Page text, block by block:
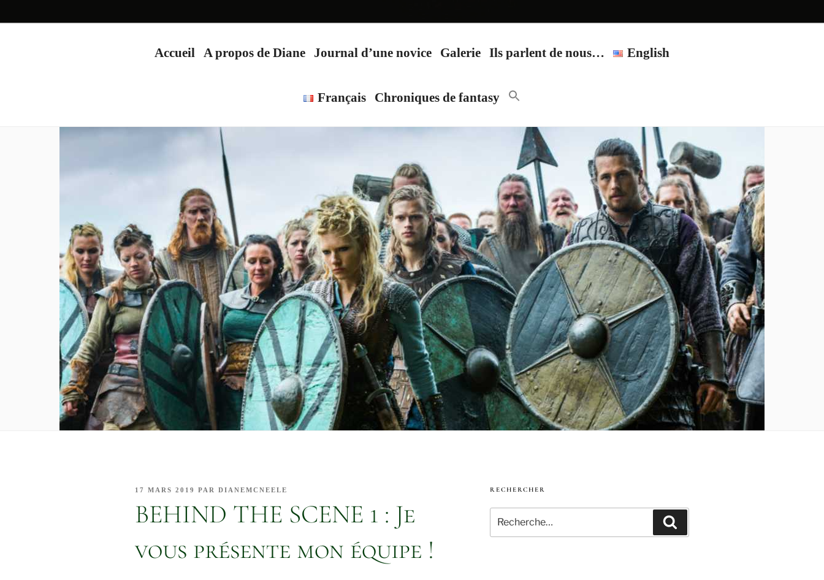
Accueil A propos de Diane Journal d’une novice Galerie Ils parlent de nous… English
Français Chroniques de fantasy
PUBLIÉ
17 MARS 2019 PAR DIANEMCNEELE
BEHIND THE SCENE 1 : Je
vous présente mon équipe !
RECHERCHER
pour